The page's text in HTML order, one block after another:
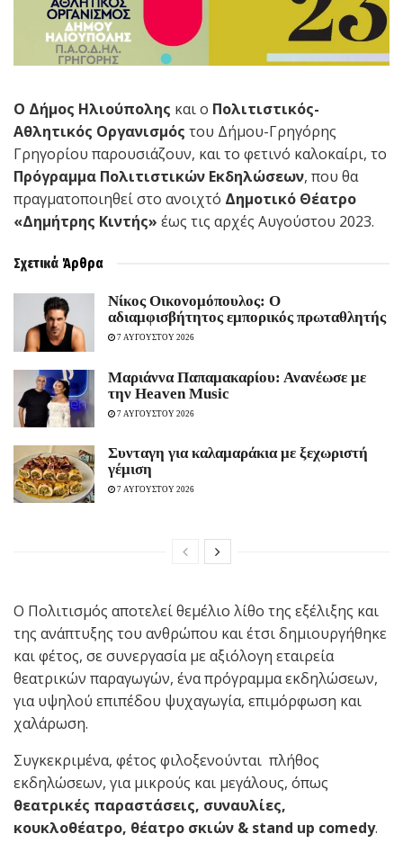
Ο Δήμος Ηλιούπολης και ο Πολιτιστικός-
Αθλητικός Οργανισμός του Δήμου-Γρηγόρης
Γρηγορίου παρουσιάζουν, και το φετινό καλοκαίρι, το
Πρόγραμμα Πολιτιστικών Εκδηλώσεων, που θα
πραγματοποιηθεί στο ανοιχτό Δημοτικό Θέατρο
«Δημήτρης Κιντής» έως τις αρχές Αυγούστου 2023.
Σχετικά Άρθρα
Νίκος Οικονομόπουλος: Ο
αδιαμφισβήτητος εμπορικός πρωταθλητής
7 ΑΥΓΟΥΣΤΟΥ 2026
Μαριάννα Παπαμακαρίου: Ανανέωσε με
την Heaven Music
7 ΑΥΓΟΥΣΤΟΥ 2026
Συνταγη για καλαμαράκια με ξεχωριστή
γέμιση
7 ΑΥΓΟΥΣΤΟΥ 2026
Ο Πολιτισμός αποτελεί θεμέλιο λίθο της εξέλιξης και
της ανάπτυξης του ανθρώπου και έτσι δημιουργήθηκε
και φέτος, σε συνεργασία με αξιόλογη εταιρεία
θεατρικών παραγωγών, ένα πρόγραμμα εκδηλώσεων,
για υψηλού επιπέδου ψυχαγωγία, επιμόρφωση και
χαλάρωση.
Συγκεκριμένα, φέτος φιλοξενούνται πλήθος
εκδηλώσεων, για μικρούς και μεγάλους, όπως
θεατρικές παραστάσεις, συναυλίες,
κουκλοθέατρο, θέατρο σκιών & stand up comedy.